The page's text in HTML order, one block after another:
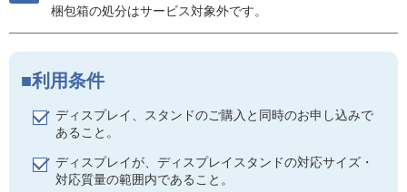
梱包箱の処分はサービス対象外です。
利用条件
ディスプレイ、スタンドのご購入と同時のお申し込みで
あること。
ディスプレイが、ディスプレイスタンドの対応サイズ・
対応質量の範囲内であること。